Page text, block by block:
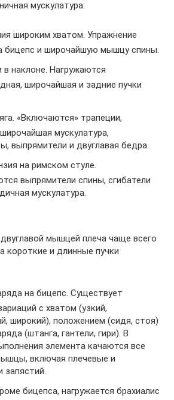
мускулатура:
широким хватом. Упражнение
бицепс и широчайшую мышцу спины.
в наклоне. Нагружаются
широчайшая и задние пучки
«Включаются» трапеции,
мускулатура,
выпрямители и двуглавая бедра.
на римском стуле.
выпрямители спины, сгибатели
мускулатура.
мышцей плеча чаще всего
короткие и длинные пучки
на бицепс. Существует
с хватом (узкий,
широкий), положением (сидя, стоя)
(штанга, гантели, гири). В
элемента качаются все
включая плечевые и
запястий.
бицепса, нагружается брахиалис